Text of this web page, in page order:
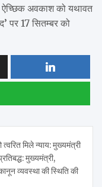
ऐच्छिक अवकाश को यथावत
पर 17 सितम्बर को
मिले न्याय: मुख्यमंत्री
मुख्यमंत्री,
व्यवस्था की स्थिति की